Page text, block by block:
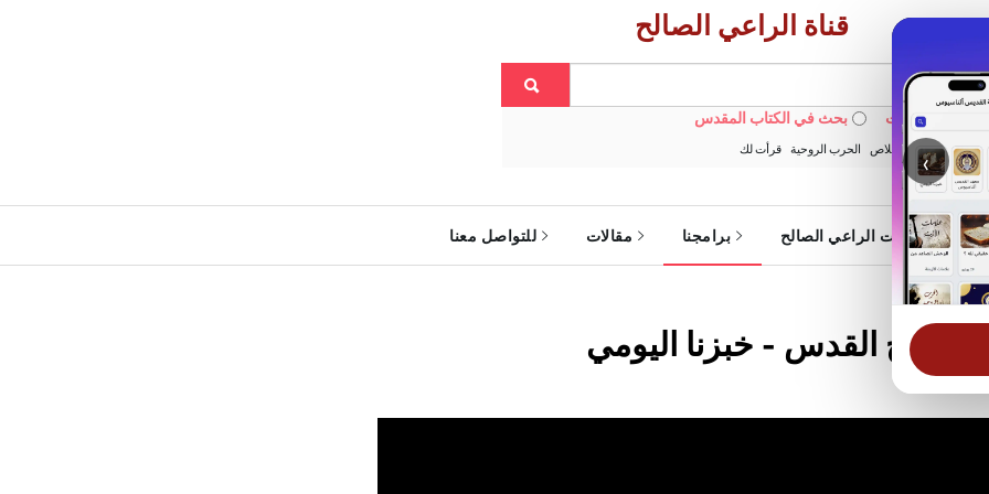
‹
قناة الراعي الصالح
في الويبسايت بحث في الكتاب المقدس
خبزنا اليومي الخلاص الحرب الروحية قرأت لك
خدمات الراعي الصالح برامجنا مقالات للتواصل معنا
الروح القدس - خبزنا اليومي